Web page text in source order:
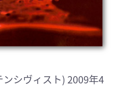
ンシヴィスト) 2009年4